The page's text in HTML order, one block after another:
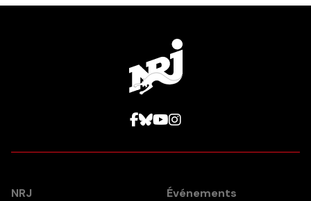
NRJ Événements